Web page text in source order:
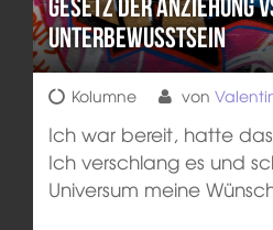
Gesetz der Anziehung
Unterbewusstsein
Kolumne von
Ich war bereit, hatte das
Ich verschlang es und
Universum meine